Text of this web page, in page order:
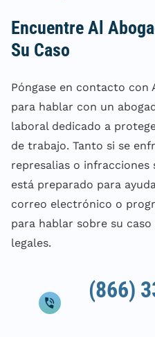
Encuentre Al
Su Caso
Póngase en contacto con
para hablar con un
laboral dedicado a
de trabajo. Tanto si se
represalias o infracciones
está preparado para
correo electrónico o
para hablar sobre su
legales.
(866)